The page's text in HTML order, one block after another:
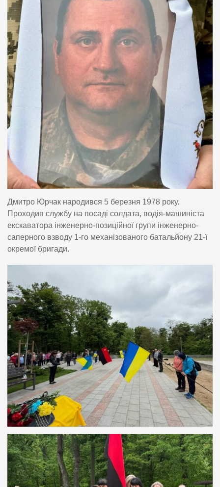
Дмитро Юрчак народився 5 березня 1978 року.
Проходив службу на посаді солдата, водія-машиніста
екскаватора інженерно-позиційної групи інженерно-
саперного взводу 1-го механізованого батальйону 21-ї
окремої бригади.